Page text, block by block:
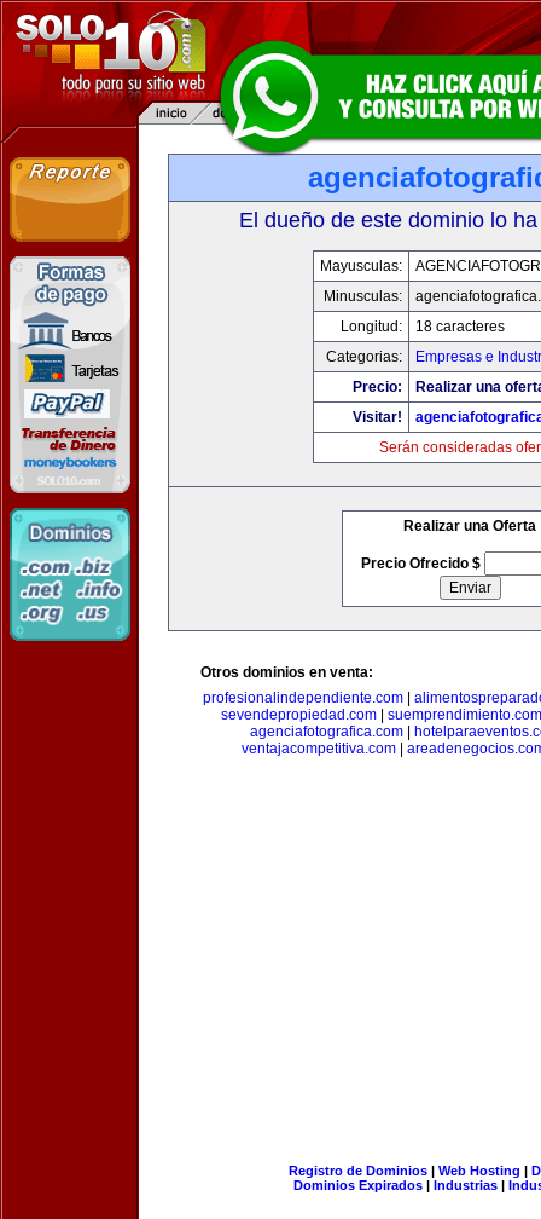
El dueño de este dominio lo
Mayusculas:
Minusculas:
Longitud:
18 caracteres
Categorias:
Empresas e
Precio:
Realizar una
Visitar!
Serán consideradas
Realizar una Oferta
Precio Ofrecido $
Otros dominios en venta:
profesionalindependiente.com
sevendepropiedad.com| suemprendimiento.com
agenciafotografica.com|
ventajacompetitiva.com
Registro de Dominios| Web Hosting |
Dominios Expirados | Industrias |